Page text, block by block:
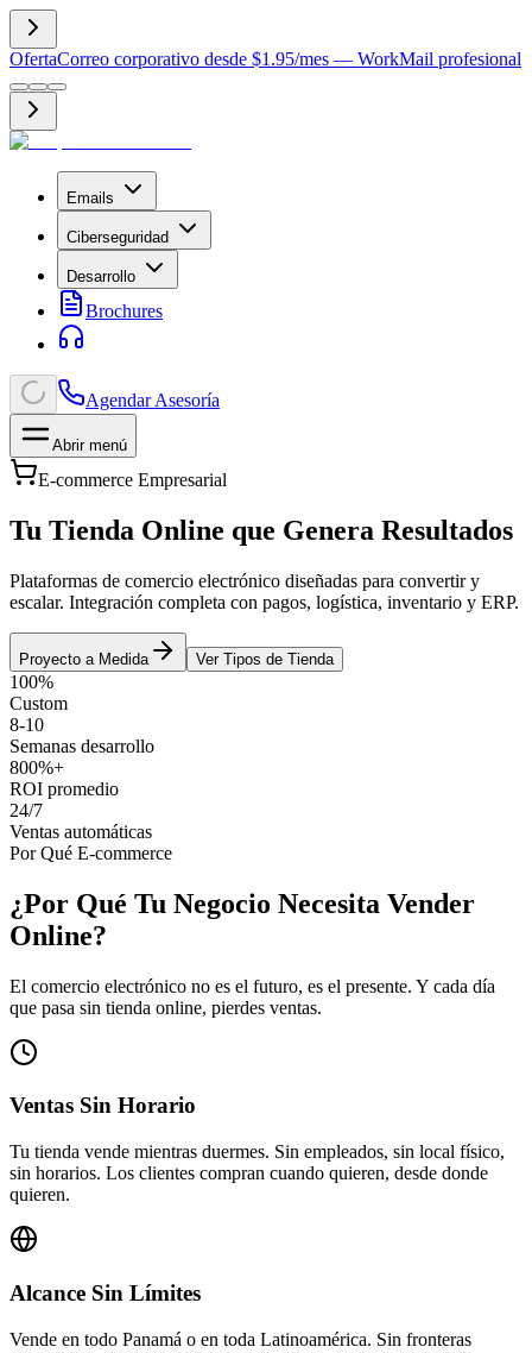
OfertaCorreo corporativo desde $1.95/mes — WorkMail profesional
Emails
Ciberseguridad
Desarrollo
Brochures
Agendar Asesoría
Abrir menú
E-commerce Empresarial
Tu Tienda Online que Genera Resultados
Plataformas de comercio electrónico diseñadas para convertir y
escalar. Integración completa con pagos, logística, inventario y ERP.
Proyecto a Medida Ver Tipos de Tienda
100%
Custom
8-10
Semanas desarrollo
800%+
ROI promedio
24/7
Ventas automáticas
Por Qué E-commerce
¿Por Qué Tu Negocio Necesita Vender
Online?
El comercio electrónico no es el futuro, es el presente. Y cada día
que pasa sin tienda online, pierdes ventas.
Ventas Sin Horario
Tu tienda vende mientras duermes. Sin empleados, sin local físico,
sin horarios. Los clientes compran cuando quieren, desde donde
quieren.
Alcance Sin Límites
Vende en todo Panamá o en toda Latinoamérica. Sin fronteras